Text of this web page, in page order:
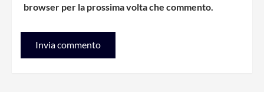
browser per la prossima volta che commento.